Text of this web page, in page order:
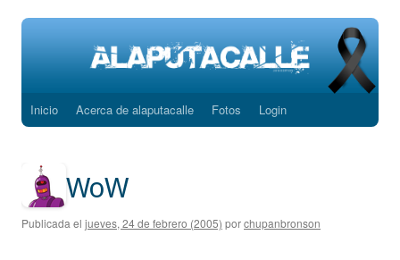
Saltar
contenido
Inicio Acerca de alaputacalle Fotos Login
WoW
Publicada el jueves, 24 de febrero (2005) porchupanbronson